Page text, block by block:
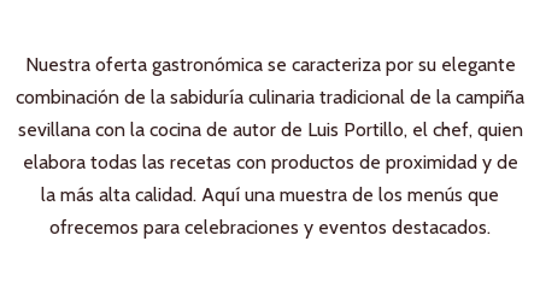
Nuestra oferta gastronómica se caracteriza por su elegante
combinación de la sabiduría culinaria tradicional de la campiña
sevillana con la cocina de autor de Luis Portillo, el chef, quien
elabora todas las recetas con productos de proximidad y de
la más alta calidad. Aquí una muestra de los menús que
ofrecemos para celebraciones y eventos destacados.